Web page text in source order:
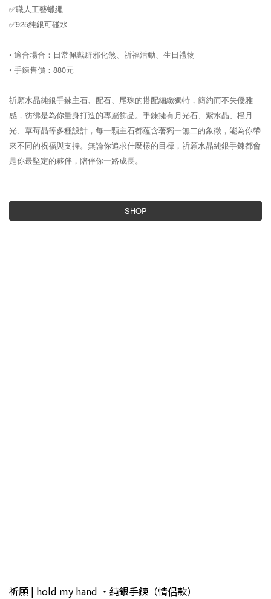
✅職人工藝蠟繩
✅925純銀可碰水
• 適合場合：日常佩戴辟邪化煞、祈福活動、生日禮物
• 手鍊售價：880元
祈願水晶純銀手鍊主石、配石、尾珠的搭配細緻獨特，簡約而不失優雅
感，彷彿是為你量身打造的專屬飾品。手鍊擁有月光石、紫水晶、橙月
光、草莓晶等多種設計，每一顆主石都蘊含著獨一無二的象徵，能為你帶
來不同的祝福與支持。無論你追求什麼樣的目標，祈願水晶純銀手鍊都會
是你最堅定的夥伴，陪伴你一路成長。
SHOP
祈願 | hold my hand ・純銀手鍊（情侶款）